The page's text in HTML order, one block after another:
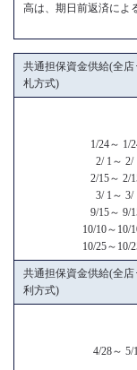
高は、期日前返済によ
共通担保資金供給(全店
札方式)
1/24～ 1/
2/ 1～
2/15～ 2/
3/ 1～
9/15～ 9/
10/10～10/
10/25～10/
共通担保資金供給(全店
利方式)
4/28～